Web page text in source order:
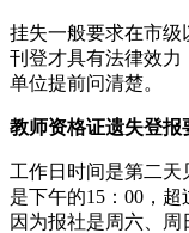
挂失一般要求在市级
刊登才具有法律效力
单位提前问清楚。
教师资格证遗失登报
工作日时间是第二天
是下午的15：00，超
因为报社是周六、周